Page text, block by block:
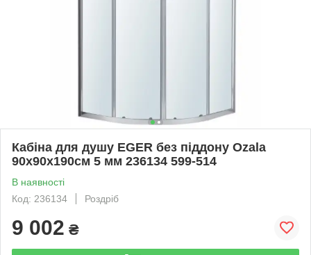
Кабіна для душу EGER без піддону Ozala
90x90x190см 5 мм 236134 599-514
В наявності
Код: 236134
Роздріб
9 002 ₴